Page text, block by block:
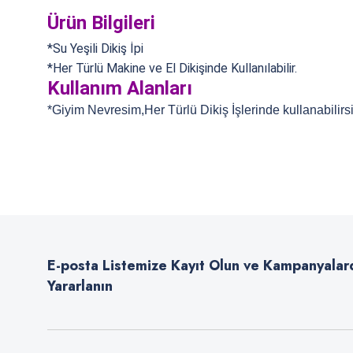
Ürün Bilgileri
*Su Yeşili Dikiş İpi
*Her Türlü Makine ve El Dikişinde Kullanılabilir.
Kullanım Alanları
*Giyim Nevresim,Her Türlü Dikiş İşlerinde
Ürün bilgilerinde hatalar bulunuyor.
Ürün fiyatı diğer sitelerden daha pahalı.
E-posta Listemize Kayıt Olun ve
Yararlanın